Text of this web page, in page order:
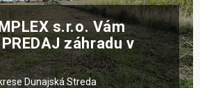
s.r.o. Vám
záhradu v
Dunajská Streda